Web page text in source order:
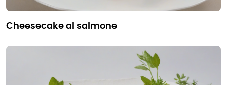
cheesecake al salmone